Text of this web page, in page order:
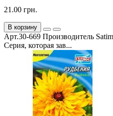
21.00 грн.
В корзину
Арт.30-669 Производитель
Серия, которая зав...